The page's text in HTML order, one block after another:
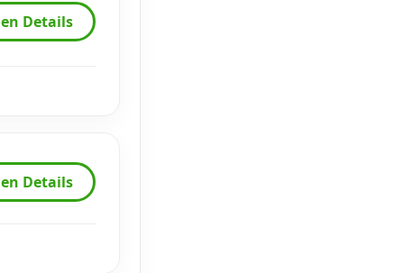
Details
Details